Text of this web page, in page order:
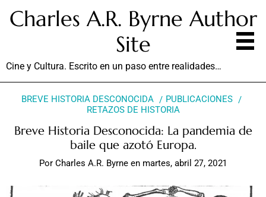
Charles A.R. Byrne Author
Site
Cine y Cultura. Escrito en un paso entre realidades…
BREVE HISTORIA DESCONOCIDA
PUBLICACIONES
RETAZOS DE HISTORIA
Breve Historia Desconocida: La pandemia de
baile que azotó Europa.
Por Charles A.R. Byrne en martes, abril 27, 2021